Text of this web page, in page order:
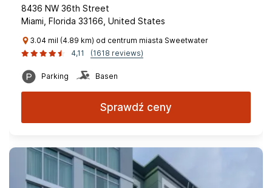
8436 NW 36th Street
Miami, Florida 33166, United States
3.04 mil (4.89 km) od centrum miasta Sweetwater
4,11
(1618 reviews)
Parking Basen
Sprawdź ceny